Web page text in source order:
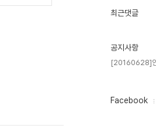
인
최근댓글
공지사항
[20160628]안
페
Facebook